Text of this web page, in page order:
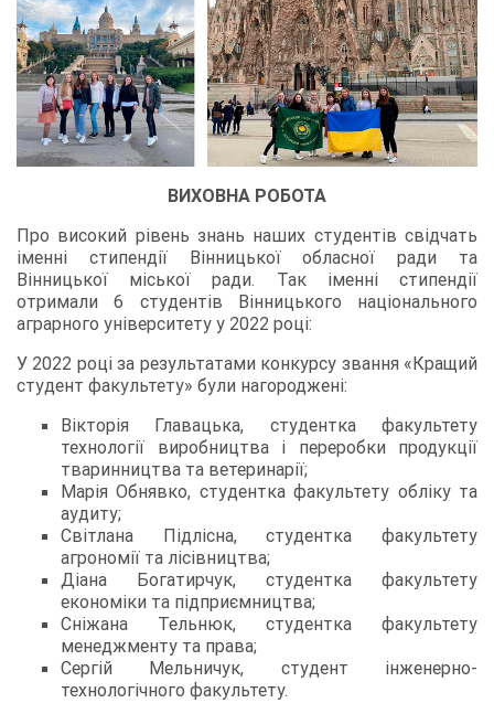
ВИХОВНА РОБОТА
Про високий рівень знань наших студентів свідчать
іменні стипендії Вінницької обласної ради та
Вінницької міської ради. Так іменні стипендії
отримали 6 студентів Вінницького національного
аграрного університету у 2022 році:
У 2022 році за результатами конкурсу звання «Кращий
студент факультету» були нагороджені:
Вікторія Главацька, студентка факультету
технології виробництва і переробки продукції
тваринництва та ветеринарії;
Марія Обнявко, студентка факультету обліку та
аудиту;
Світлана Підлісна, студентка факультету
агрономії та лісівництва;
Діана Богатирчук, студентка факультету
економіки та підприємництва;
Сніжана Тельнюк, студентка факультету
менеджменту та права;
Сергій Мельничук, студент інженерно-
технологічного факультету.